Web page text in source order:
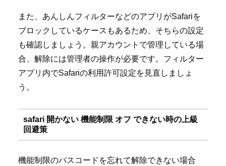
また、あんしんフィルターなどのアプリがSafariを
ブロックしているケースもあるため、そちらの設定
も確認しましょう。親アカウントで管理している場
合、解除には管理者の操作が必要です。フィルター
アプリ内でSafariの利用許可設定を見直しましょ
う。
safari 開かない 機能制限 オフ できない時の上級
回避策
機能制限のパスコードを忘れて解除できない場合